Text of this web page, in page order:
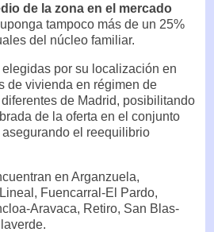
de la zona en el mercado
tampoco más de un 25%
del núcleo familiar.
por su localización en
de vivienda en régimen de
de Madrid, posibilitando
de la oferta en el conjunto
el reequilibrio
en Arganzuela,
Fuencarral-El Pardo,
Aravaca, Retiro, San Blas-